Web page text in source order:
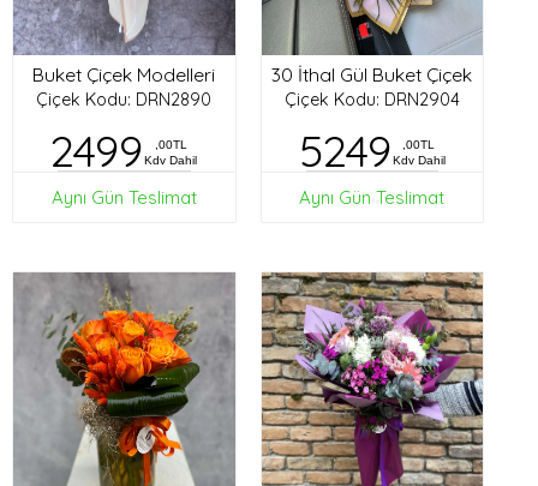
Buket Çiçek Modelleri
Çiçek Kodu: DRN2890
2499
,00TL
Kdv Dahil
Aynı Gün Teslimat
30 İthal Gül Buket Çiçek
Çiçek Kodu: DRN2904
5249
,00TL
Kdv Dahil
Aynı Gün Teslimat